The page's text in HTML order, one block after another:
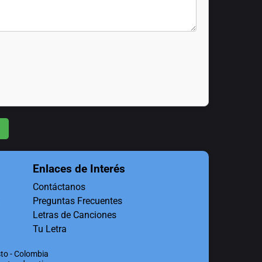
Enlaces de Interés
Contáctanos
Preguntas Frecuentes
Letras de Canciones
Tu Letra
- Colombia